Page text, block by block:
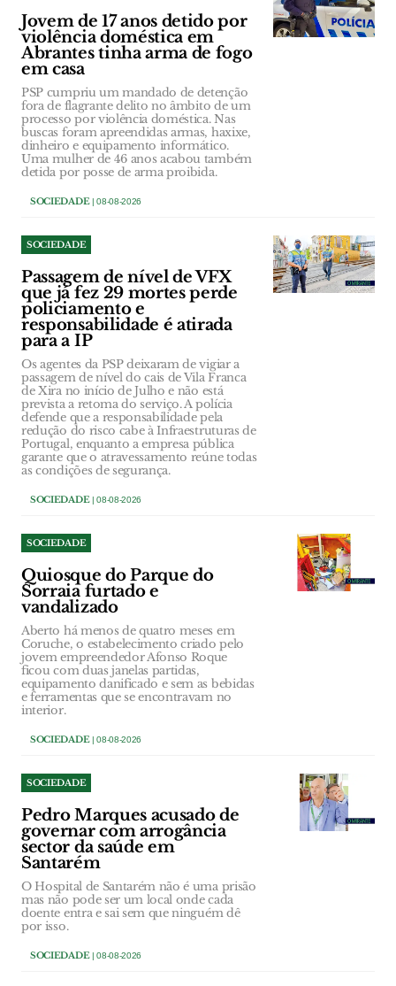
Jovem de 17 anos detido por
violência doméstica em
Abrantes tinha arma de fogo
em casa
PSP cumpriu um mandado de detenção
fora de flagrante delito no âmbito de um
processo por violência doméstica. Nas
buscas foram apreendidas armas, haxixe,
dinheiro e equipamento informático.
Uma mulher de 46 anos acabou também
detida por posse de arma proibida.
SOCIEDADE| 08-08-2026
SOCIEDADE
Passagem de nível de VFX
que já fez 29 mortes perde
policiamento e
responsabilidade é atirada
para a IP
Os agentes da PSP deixaram de vigiar a
passagem de nível do cais de Vila Franca
de Xira no início de Julho e não está
prevista a retoma do serviço. A polícia
defende que a responsabilidade pela
redução do risco cabe à Infraestruturas de
Portugal, enquanto a empresa pública
garante que o atravessamento reúne todas
as condições de segurança.
SOCIEDADE| 08-08-2026
SOCIEDADE
Quiosque do Parque do
Sorraia furtado e
vandalizado
Aberto há menos de quatro meses em
Coruche, o estabelecimento criado pelo
jovem empreendedor Afonso Roque
ficou com duas janelas partidas,
equipamento danificado e sem as bebidas
e ferramentas que se encontravam no
interior.
SOCIEDADE| 08-08-2026
SOCIEDADE
Pedro Marques acusado de
governar com arrogância
sector da saúde em
Santarém
O Hospital de Santarém não é uma prisão
mas não pode ser um local onde cada
doente entra e sai sem que ninguém dê
por isso.
SOCIEDADE| 08-08-2026